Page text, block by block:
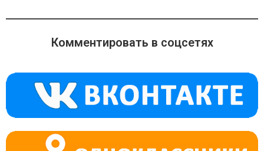
n
o
a
ss
ni
ki
e
gr
m
at
s
p
p
Комментировать в соцсетях